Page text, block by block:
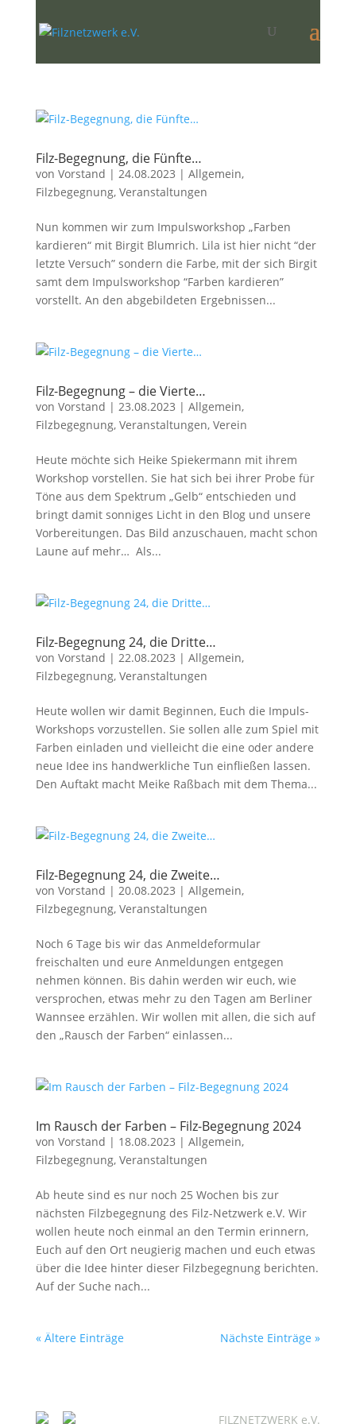
Filz-Begegnung, die Fünfte…
von Vorstand | 24.08.2023 | Allgemein,
Filzbegegnung, Veranstaltungen
Nun kommen wir zum Impulsworkshop „Farben
kardieren“ mit Birgit Blumrich. Lila ist hier nicht “der
letzte Versuch” sondern die Farbe, mit der sich Birgit
samt dem Impulsworkshop “Farben kardieren”
vorstellt. An den abgebildeten Ergebnissen...
Filz-Begegnung – die Vierte…
von Vorstand | 23.08.2023 | Allgemein,
Filzbegegnung, Veranstaltungen, Verein
Heute möchte sich Heike Spiekermann mit ihrem
Workshop vorstellen. Sie hat sich bei ihrer Probe für
Töne aus dem Spektrum „Gelb“ entschieden und
bringt damit sonniges Licht in den Blog und unsere
Vorbereitungen. Das Bild anzuschauen, macht schon
Laune auf mehr… Als...
Filz-Begegnung 24, die Dritte…
von Vorstand | 22.08.2023 | Allgemein,
Filzbegegnung, Veranstaltungen
Heute wollen wir damit Beginnen, Euch die Impuls-
Workshops vorzustellen. Sie sollen alle zum Spiel mit
Farben einladen und vielleicht die eine oder andere
neue Idee ins handwerkliche Tun einfließen lassen.
Den Auftakt macht Meike Raßbach mit dem Thema...
Filz-Begegnung 24, die Zweite…
von Vorstand | 20.08.2023 | Allgemein,
Filzbegegnung, Veranstaltungen
Noch 6 Tage bis wir das Anmeldeformular
freischalten und eure Anmeldungen entgegen
nehmen können. Bis dahin werden wir euch, wie
versprochen, etwas mehr zu den Tagen am Berliner
Wannsee erzählen. Wir wollen mit allen, die sich auf
den „Rausch der Farben“ einlassen...
Im Rausch der Farben – Filz-Begegnung 2024
von Vorstand | 18.08.2023 | Allgemein,
Filzbegegnung, Veranstaltungen
Ab heute sind es nur noch 25 Wochen bis zur
nächsten Filzbegegnung des Filz-Netzwerk e.V. Wir
wollen heute noch einmal an den Termin erinnern,
Euch auf den Ort neugierig machen und euch etwas
über die Idee hinter dieser Filzbegegnung berichten.
Auf der Suche nach...
« Ältere Einträge Nächste Einträge »
FILZNETZWERK e.V.